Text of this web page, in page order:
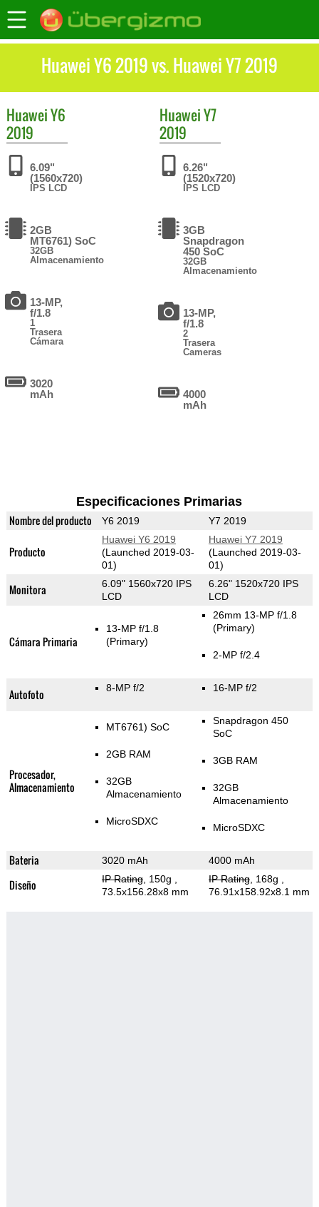
Huawei Y6 2019 vs. Huawei Y7 2019
HuaweiY6
2019
6.09"
(1560x720)
IPS LCD
2GB
MT6761) SoC
32GB
Almacenamiento
13-MP,
f/1.8
1
Trasera
Cámara
3020
mAh
HuaweiY7
2019
6.26"
(1520x720)
IPS LCD
3GB
Snapdragon
450 SoC
32GB
Almacenamiento
13-MP,
f/1.8
2
Trasera
Cameras
4000
mAh
Especificaciones Primarias
Nombre del producto Y6 2019 Y7 2019
Producto
Huawei Y6 2019
(Launched 2019-03-
01)
Huawei Y7 2019
(Launched 2019-03-
01)
Monitora
6.09" 1560x720 IPS
LCD
6.26" 1520x720 IPS
LCD
Cámara Primaria
13-MP f/1.8
(Primary)
26mm 13-MP f/1.8
(Primary)
2-MP f/2.4
Autofoto 8-MP f/2 16-MP f/2
Procesador,
Almacenamiento
MT6761) SoC
2GB RAM
32GB
Almacenamiento
MicroSDXC
Snapdragon 450
SoC
3GB RAM
32GB
Almacenamiento
MicroSDXC
Bateria 3020 mAh 4000 mAh
Diseño IP Rating, 150g
73.5x156.28x8 mm
IP Rating, 168g
76.91x158.92x8.1 mm